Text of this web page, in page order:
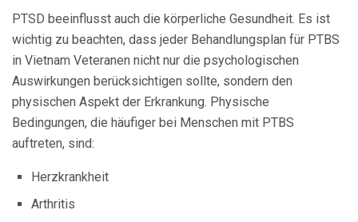
PTSD beeinflusst auch die körperliche Gesundheit. Es ist
wichtig zu beachten, dass jeder Behandlungsplan für PTBS
in Vietnam Veteranen nicht nur die psychologischen
Auswirkungen berücksichtigen sollte, sondern den
physischen Aspekt der Erkrankung. Physische
Bedingungen, die häufiger bei Menschen mit PTBS
auftreten, sind:
Herzkrankheit
Arthritis